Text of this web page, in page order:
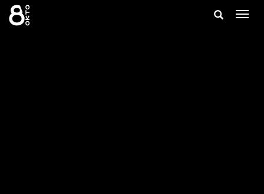
Zum
Inhalt
springen
Suche